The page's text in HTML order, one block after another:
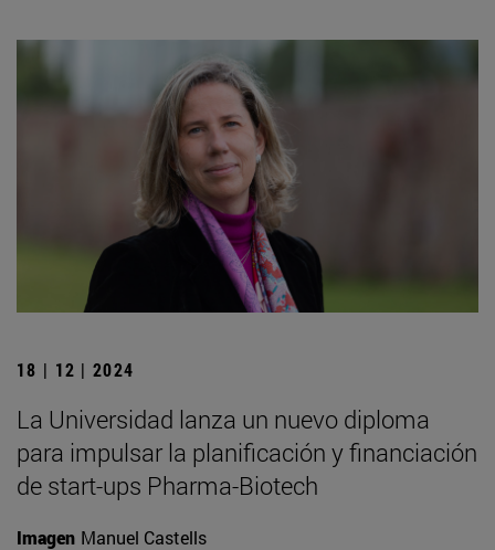
18 | 12 | 2024
La Universidad lanza un nuevo diploma
para impulsar la planificación y financiación
de start-ups Pharma-Biotech
Imagen Manuel Castells